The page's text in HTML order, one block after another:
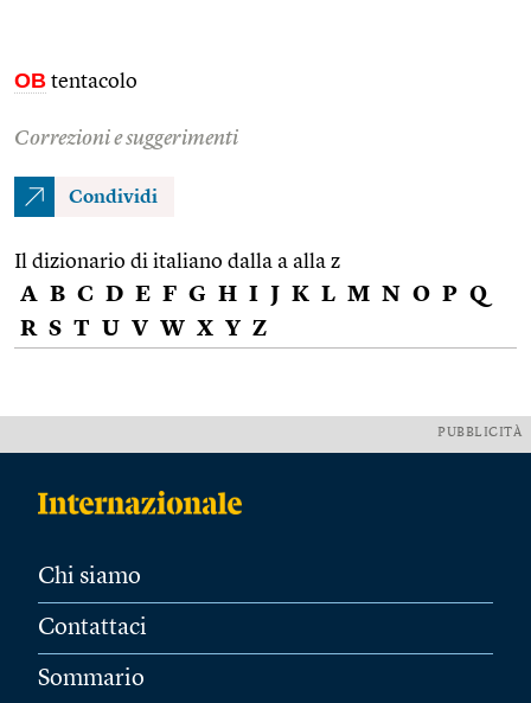
OB tentacolo
Correzioni e suggerimenti
Condividi
Il dizionario di italiano dalla a alla z
A B C D E F G H I J K L M N O P Q
R S T U V W X Y Z
PUBBLICITÀ
Chi siamo
Contattaci
Sommario